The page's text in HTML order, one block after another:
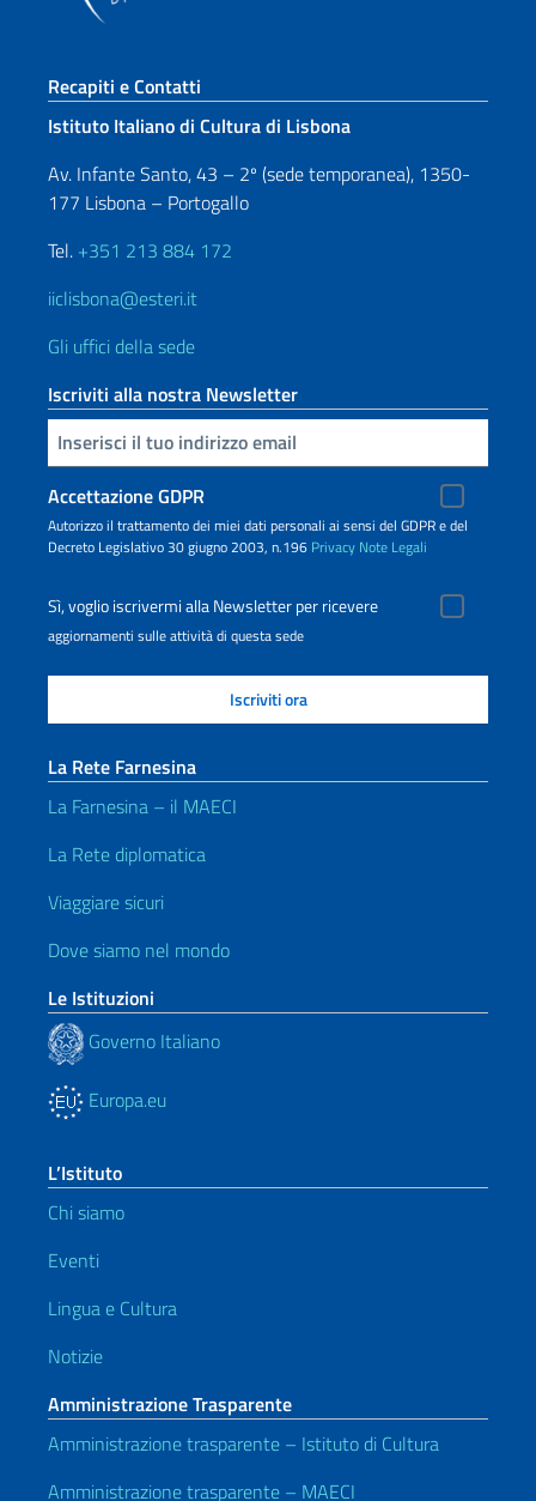
Sezione footer
Recapiti e Contatti
Istituto Italiano di Cultura di Lisbona
Av. Infante Santo, 43 – 2º (sede temporanea), 1350-
177 Lisbona – Portogallo
Tel. +351 213 884 172
iiclisbona@esteri.it
Gli uffici della sede
Iscriviti alla nostra Newsletter
Inserisci la tua email
Accettazione GDPR
Autorizzo il trattamento dei miei dati personali ai sensi del GDPR e del
Decreto Legislativo 30 giugno 2003, n.196 Privacy Note Legali
Sì, voglio iscrivermi alla Newsletter per ricevere
aggiornamenti sulle attività di questa sede
La Rete Farnesina
La Farnesina – il MAECI
La Rete diplomatica
Viaggiare sicuri
Dove siamo nel mondo
Le Istituzioni
Governo Italiano
Europa.eu
L’Istituto
Chi siamo
Eventi
Lingua e Cultura
Notizie
Amministrazione Trasparente
Amministrazione trasparente – Istituto di Cultura
Amministrazione trasparente – MAECI